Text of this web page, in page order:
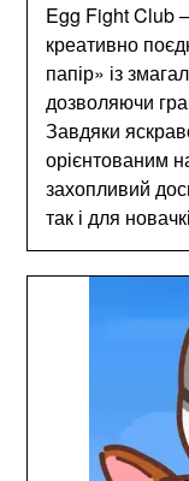
Egg Fight Club
креативно
папір» із
дозволяючи
Завдяки
орієнтованим
захопливий
так і для